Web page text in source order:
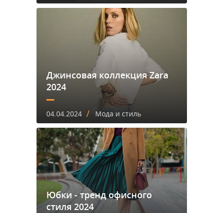
Джинсовая коллекция Zara
2024
04.04.2024 / Мода и стиль
Юбки - тренд офисного
стиля 2024